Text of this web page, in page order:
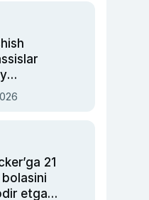
xavotir
21
etgan